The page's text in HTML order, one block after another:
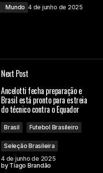
Mundo 4 de junho de 2025
Next Post
Ancelotti fecha preparação e
Brasil está pronto para estreia
do técnico contra o Equador
Brasil Futebol Brasileiro
Seleção Brasileira
4 de junho de 2025
by Tiago Brandão